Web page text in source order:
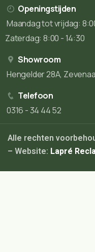
Openingstijden
Maandag tot vrijdag:
Zaterdag: 8:00 - 14:30
Showroom
Hengelder 28A,
Telefoon
0316 - 34 44 52
Alle rechten
– Website: Lapré